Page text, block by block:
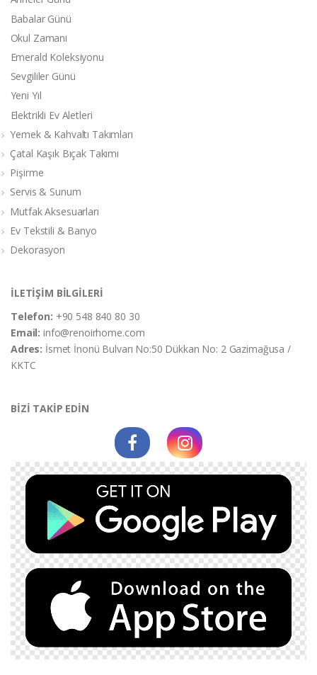
Babalar Günü
Okul Zamanı
Emerald Koleksiyonu
Sevgililer Günü
Yeni Yıl
Elektrikli Ev Aletleri
Yemek & Kahvaltı Takımları
Çatal Kaşık Bıçak Takımı
Pişirme
Servis & Sunum
Mutfak Aksesuarları
Ev Tekstili & Banyo
Dekorasyon
İLETİŞİM BİLGİLERİ
Telefon: +90 548 840 80 30
Email:info@renoirhome.com
Adres: İsmet İnonü Bulvarı No:50 Dükkan No: 2 Gazimağusa /
KKTC
BİZİ TAKİP EDİN